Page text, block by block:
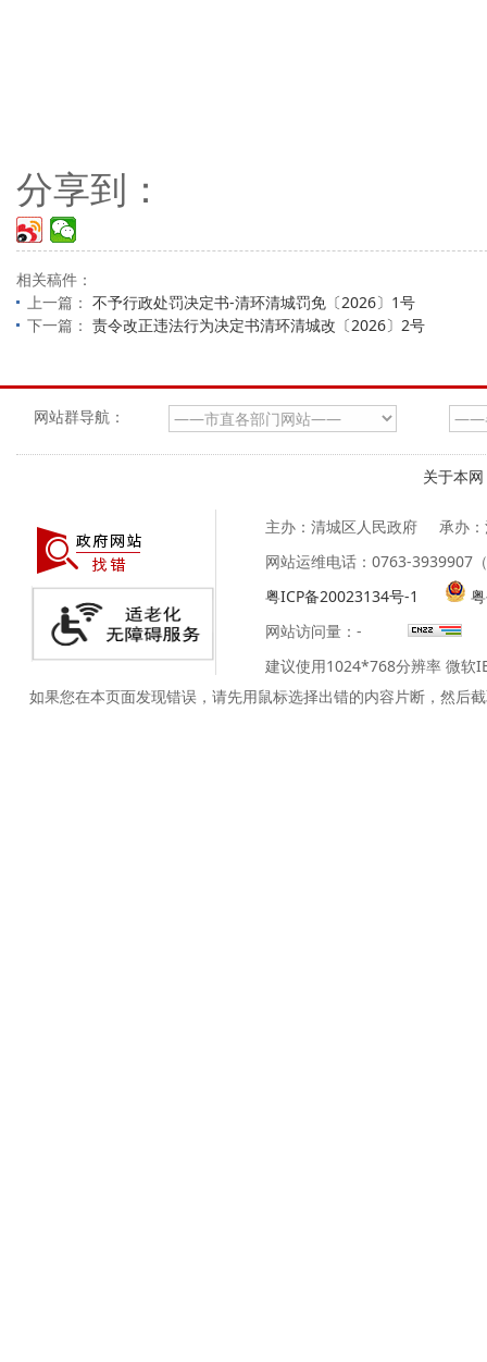
分享到：
相关稿件：
上一篇： 不予行政处罚决定书-清环清城罚免〔2026〕1号
下一篇： 责令改正违法行为决定书清环清城改〔2026〕2号
网站群导航：
关于本网
主办：清城区人民政府
承办
网站运维电话：0763-3939907
粤ICP备20023134号-1
网站访问量： -
建议使用1024*768分辨率 微软
如果您在本页面发现错误，请先用鼠标选择出错的内容片断，然后